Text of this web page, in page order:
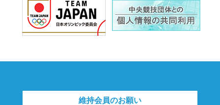
維持会員のお願い